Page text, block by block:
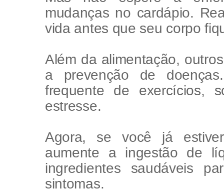
mudanças no cardápio.
vida antes que seu corpo
Além da alimentação,
a prevenção de
frequente de exercícios,
estresse.
Agora, se você já
aumente a ingestão de
ingredientes saudáveis
sintomas.